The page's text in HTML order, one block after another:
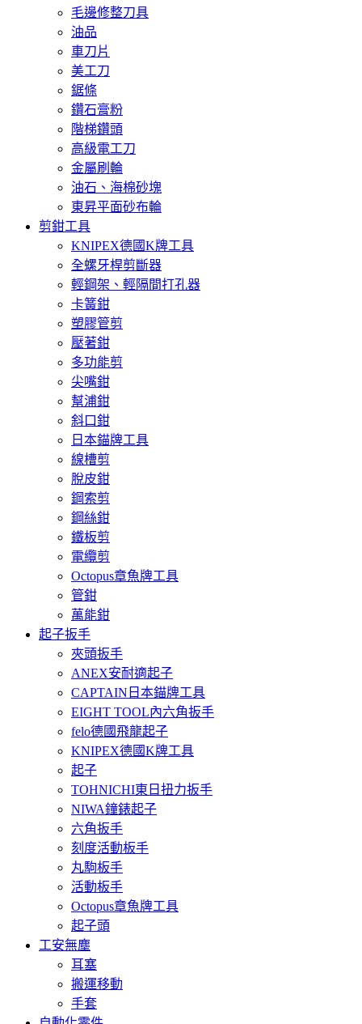
毛邊修整刀具
油品
車刀片
美工刀
鋸條
鑽石膏粉
階梯鑽頭
高級電工刀
金屬刷輪
油石、海棉砂塊
東昇平面砂布輪
剪鉗工具
KNIPEX德國K牌工具
全螺牙桿剪斷器
輕鋼架、輕隔間打孔器
卡簧鉗
塑膠管剪
壓著鉗
多功能剪
尖嘴鉗
幫浦鉗
斜口鉗
日本錨牌工具
線槽剪
脫皮鉗
鋼索剪
鋼絲鉗
鐵板剪
電纜剪
Octopus章魚牌工具
管鉗
萬能鉗
起子扳手
夾頭扳手
ANEX安耐適起子
CAPTAIN日本錨牌工具
EIGHT TOOL內六角扳手
felo德國飛龍起子
KNIPEX德國K牌工具
起子
TOHNICHI東日扭力扳手
NIWA鐘錶起子
六角扳手
刻度活動板手
丸駒板手
活動板手
Octopus章魚牌工具
起子頭
工安無塵
耳塞
搬運移動
手套